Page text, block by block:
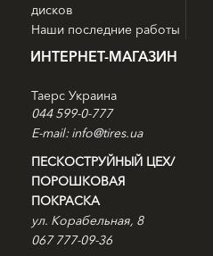
шагом размещения блоков
как на зимнем
асфальте;
и
форме канавок и
из пятна контакта воду
низких температурах
резиновой смеси.
дисков
Наши последние работы
ИНТЕРНЕТ-МАГАЗИН
Таерс Украина
044 599-0-777
E-mail: info@tires.ua
ПЕСКОСТРУЙНЫЙ ЦЕХ/
ПОРОШКОВАЯ
ПОКРАСКА
ул. Корабельная, 8
067 777-09-36